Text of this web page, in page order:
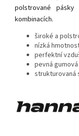
polstrované
kombinacích.
široké a
nízká
perfektní
pevná
strukturovaná